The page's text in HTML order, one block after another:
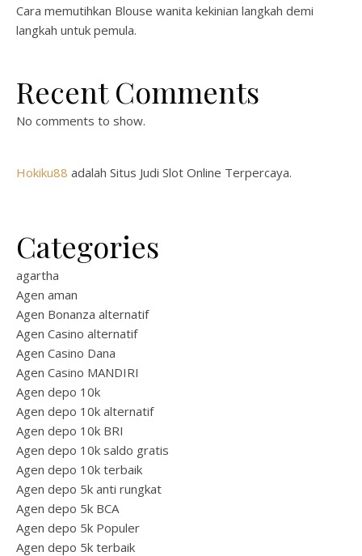
Cara memutihkan Blouse wanita kekinian langkah demi
langkah untuk pemula.
Recent Comments
No comments to show.
Hokiku88 adalah Situs Judi Slot Online Terpercaya.
Categories
agartha
Agen aman
Agen Bonanza alternatif
Agen Casino alternatif
Agen Casino Dana
Agen Casino MANDIRI
Agen depo 10k
Agen depo 10k alternatif
Agen depo 10k BRI
Agen depo 10k saldo gratis
Agen depo 10k terbaik
Agen depo 5k anti rungkat
Agen depo 5k BCA
Agen depo 5k Populer
Agen depo 5k terbaik